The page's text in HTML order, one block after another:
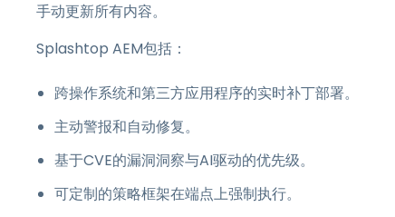
手动更新所有内容。
Splashtop AEM包括：
跨操作系统和第三方应用程序的实时补丁部署。
主动警报和自动修复。
基于CVE的漏洞洞察与AI驱动的优先级。
可定制的策略框架在端点上强制执行。